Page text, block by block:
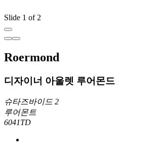
Slide 1 of 2
Roermond
디자이너 아울렛 루어몬드
슈타즈바이드 2
루어몬트
6041TD